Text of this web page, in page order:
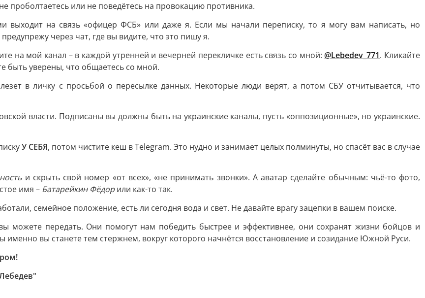
проболтаетесь или не поведётесь на провокацию противника.
выходит на связь «офицер ФСБ» или даже я. Если мы начали переписку, то я могу вам написать, но
через чат, где вы видите, что это пишу я.
на мой канал – в каждой утренней и вечерней перекличке есть связь со мной:@Lebedev_771. Кликайте
быть уверены, что общаетесь со мной.
в личку с просьбой о пересылке данных. Некоторые люди верят, а потом СБУ отчитывается, что
власти. Подписаны вы должны быть на украинские каналы, пусть «оппозиционные», но украинские.
У СЕБЯ, потом чистите кеш в Telegram. Это нудно и занимает целых полминуты, но спасёт вас в случае
и скрыть свой номер «от всех», «не принимать звонки». А аватар сделайте обычным: чьё-то фото,
имя – Батарейкин Фёдорили как-то так.
семейное положение, есть ли сегодня вода и свет. Не давайте врагу зацепки в вашем поиске.
можете передать. Они помогут нам победить быстрее и эффективнее, они сохранят жизни бойцов и
именно вы станете тем стержнем, вокруг которого начнётся восстановление и созидание Южной Руси.